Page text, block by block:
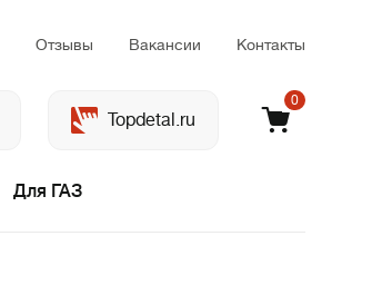
Отзывы Вакансии Контакты
Topdetal.ru
0
Для ГАЗ